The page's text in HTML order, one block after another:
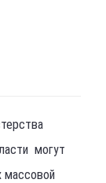
могут
массовой